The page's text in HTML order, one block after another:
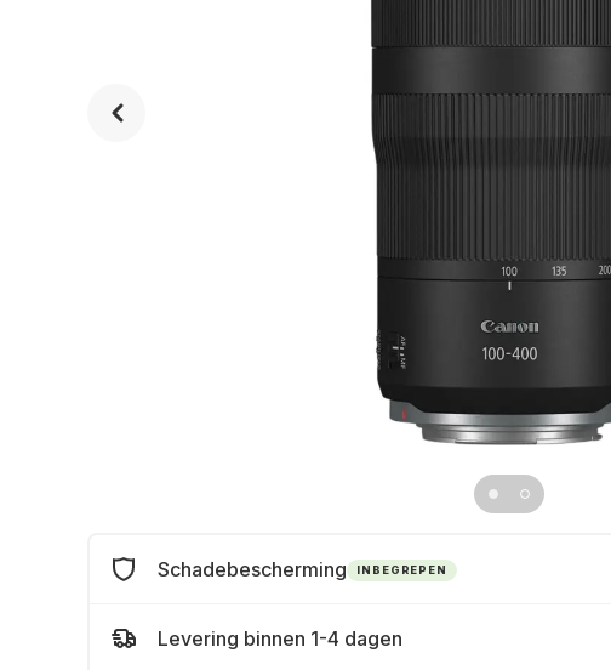
Schadebescherming INBEGREPEN
Levering binnen 1-4 dagen